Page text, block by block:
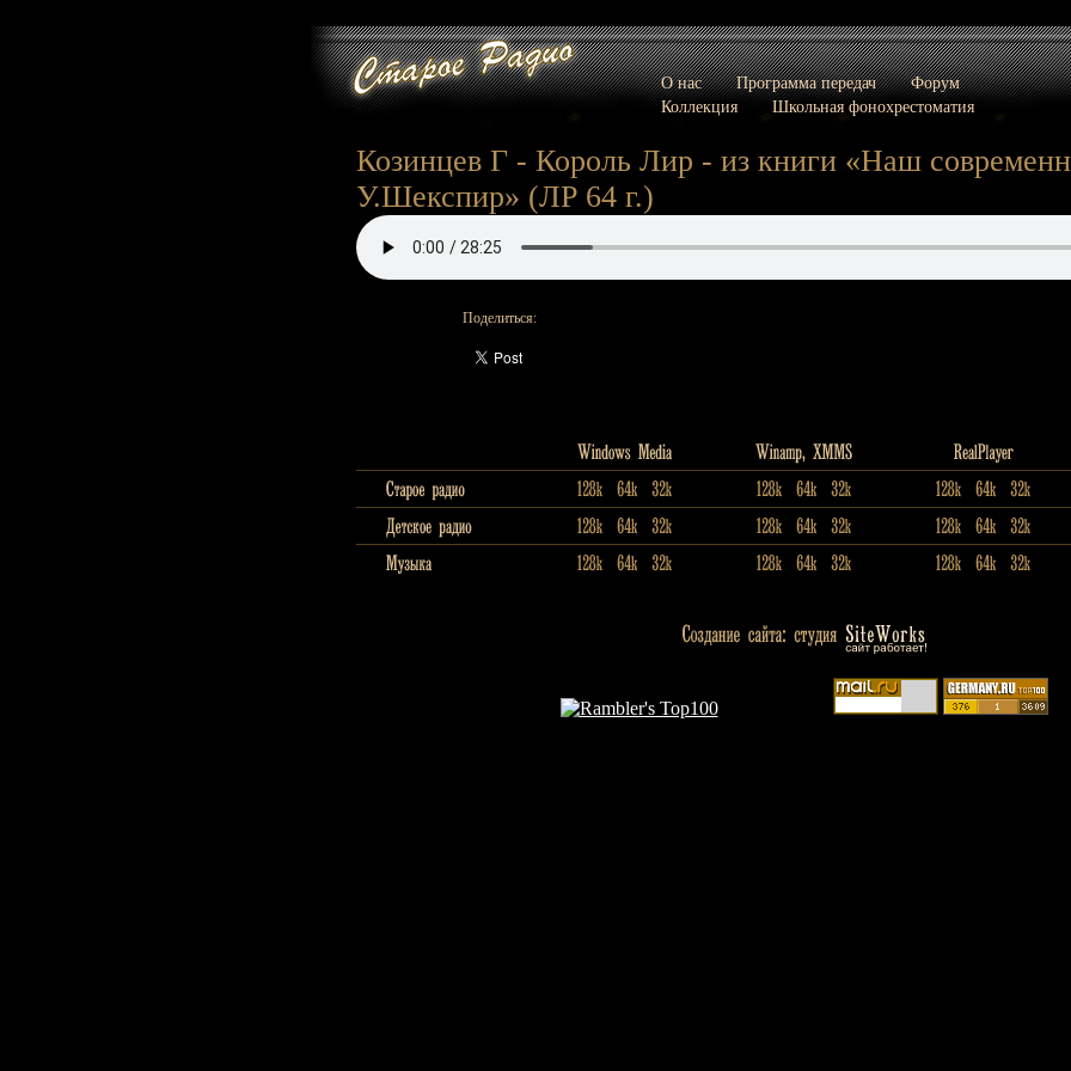
О нас Программа передач
Форум
Коллекция
Школьная фонохрестоматия
Козинцев Г - Король Лир - из книги «Наш
У.Шекспир» (ЛР 64 г.)
Поделиться: